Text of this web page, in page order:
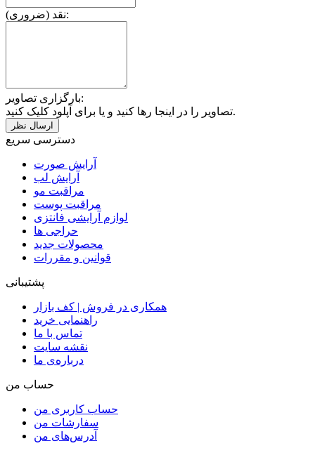
نقد (ضروری):
بارگزاری تصاویر:
تصاویر را در اینجا رها کنید و یا برای آپلود کلیک کنید.
دسترسی سریع
آرایش صورت
آرایش لب
مراقبت مو
مراقبت پوست
لوازم آرایشی فانتزی
حراجی ها
محصولات جدید
قوانین و مقررات
پشتیبانی
همکاری در فروش | کف بازار
راهنمایی خرید
تماس با ما
نقشه سایت
درباره‌ی ما
حساب من
حساب کاربری من
سفارشات من
آدرس‌های من